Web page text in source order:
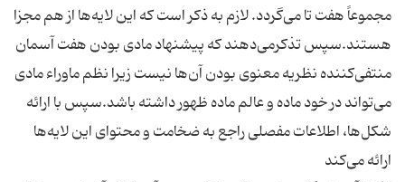
مجموعاً هفت تا می‌گردد. لازم به ذکر است که این لایه‌ها از هم مجزا
هستند.سپس تذکرمی‌دهند که پیشنهاد مادی بودن هفت آسمان
منتفی‌کننده نظریه معنوی بودن آن‌ها نیست زیرا نظم ماوراء مادی
می‌تواند در خود ماده و عالم ماده ظهور داشته باشد.سپس با ارائه
شکل‌ها، اطلاعات مفصلی راجع به ضخامت و محتوای این لایه‌ها
ارائه می‌کند